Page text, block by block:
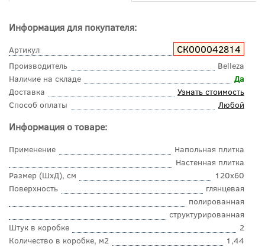
Информация для покупателя:
Артикул СК000042814
Производитель
Belleza
Наличие на складе
Да
Доставка
Узнать стоимость
Способ оплаты
Любой
Информация о товаре:
Применение
Напольная плитка
Настенная плитка
Размер (ШхД), см
120x60
Поверхность
глянцевая
полированная
структурированная
Штук в коробке
2
Количество в коробке, м2
1,44